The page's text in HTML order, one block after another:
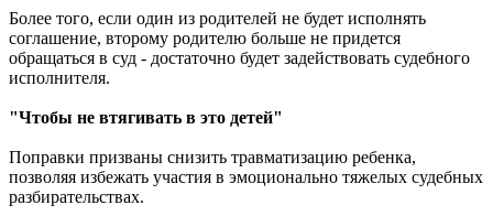
Более того, если один из родителей не будет исполнять
соглашение, второму родителю больше не придется
обращаться в суд - достаточно будет задействовать судебного
исполнителя.
"Чтобы не втягивать в это детей"
Поправки призваны снизить травматизацию ребенка,
позволяя избежать участия в эмоционально тяжелых судебных
разбирательствах.